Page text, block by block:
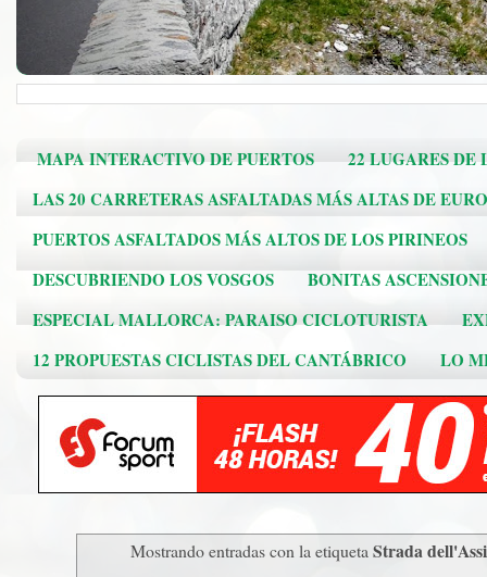
MAPA INTERACTIVO DE PUERTOS
22 LUGARES DE
LAS 20 CARRETERAS ASFALTADAS MÁS ALTAS DE
PUERTOS ASFALTADOS MÁS ALTOS DE LOS PIRINEOS
DESCUBRIENDO LOS VOSGOS
BONITAS
ESPECIAL MALLORCA: PARAISO CICLOTURISTA
12 PROPUESTAS CICLISTAS DEL CANTÁBRICO
LO
Mostrando entradas con la etiqueta Strada